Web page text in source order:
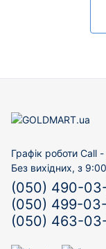
Графік роботи Call
Без вихідних, з
(050) 490-
(050) 499-
(050) 463-